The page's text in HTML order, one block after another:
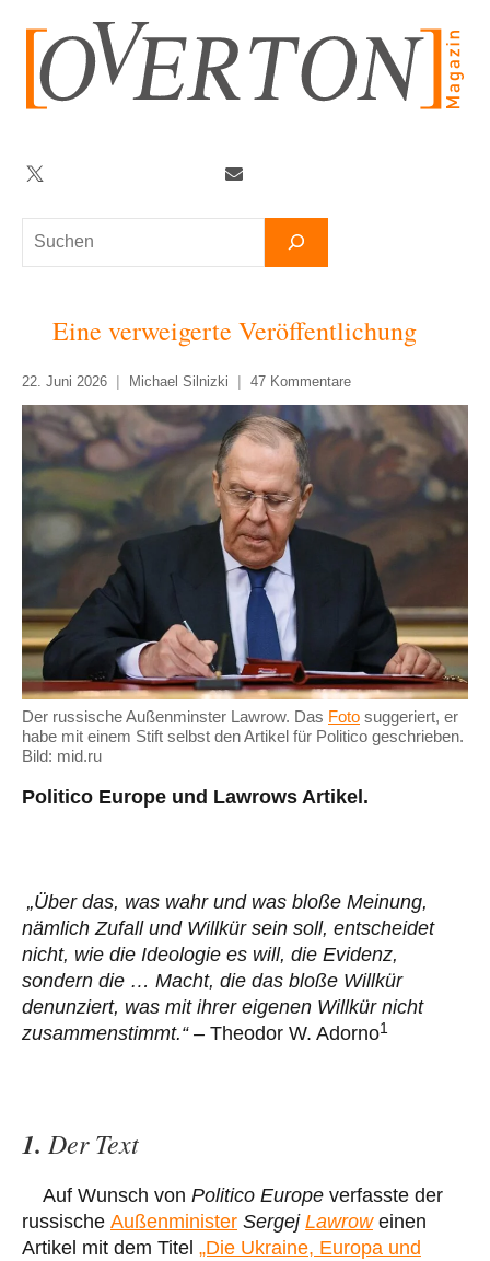
springen
Suchen
Twitter
Eine verweigerte Veröffentlichung
22. Juni 2026 Michael Silnizki 47 Kommentare
Der russische Außenminster Lawrow. Das Foto suggeriert, er
habe mit einem Stift selbst den Artikel für Politico geschrieben.
Bild: mid.ru
Politico Europe und Lawrows Artikel.
„Über das, was wahr und was bloße Meinung,
nämlich Zufall und Willkür sein soll, entscheidet
nicht, wie die Ideologie es will, die Evidenz,
sondern die … Macht, die das bloße Willkür
denunziert, was mit ihrer eigenen Willkür nicht
zusammenstimmt.“ – Theodor W. Adorno1
1. Der Text
Auf Wunsch von Politico Europe verfasste der
russische Außenminister Sergej Lawroweinen
Artikel mit dem Titel „Die Ukraine, Europa und